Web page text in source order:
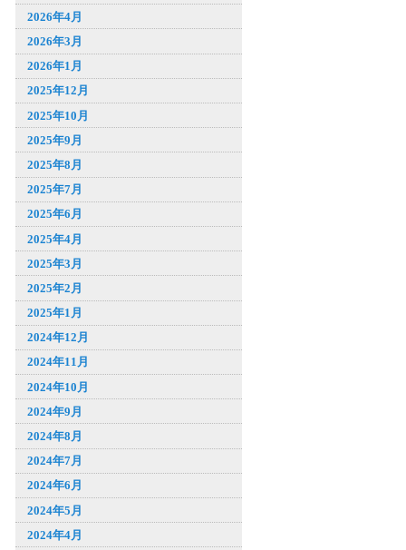
2026年4月
2026年3月
2026年1月
2025年12月
2025年10月
2025年9月
2025年8月
2025年7月
2025年6月
2025年4月
2025年3月
2025年2月
2025年1月
2024年12月
2024年11月
2024年10月
2024年9月
2024年8月
2024年7月
2024年6月
2024年5月
2024年4月